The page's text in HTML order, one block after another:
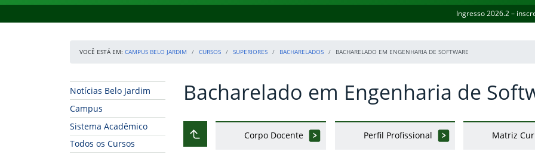
Ingresso 2026.2 –
VOCÊ ESTÁ EM: CAMPUS BELO JARDIM CURSOS SUPERIORES BACHARELADOS BACHARELADO EM ENGENHARIA DE SOFTWARE
Início da navegação
Notícias Belo Jardim
Campus
Sistema Acadêmico
Todos os Cursos
Início do conteúdo
Bacharelado em Engenharia de
Subir ao nível anterior
Corpo Docente Perfil Profissional Matriz